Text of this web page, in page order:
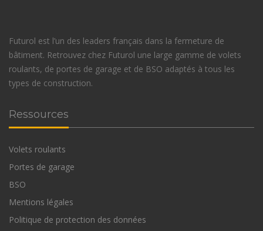
Futurol est l’un des leaders français dans la fermeture de
bâtiment. Retrouvez chez Futurol une large gamme de volets
roulants, de portes de garage et de BSO adaptés à tous les
types de construction.
Ressources
Volets roulants
Portes de garage
BSO
Mentions légales
Politique de protection des données